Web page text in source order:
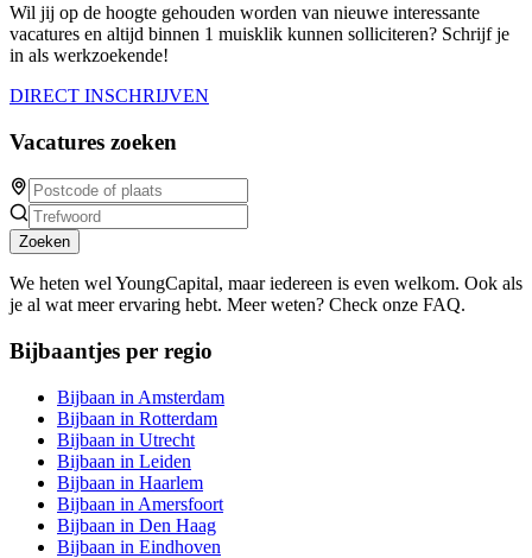
Wil jij op de hoogte gehouden worden van nieuwe interessante
vacatures en altijd binnen 1 muisklik kunnen solliciteren? Schrijf je
in als werkzoekende!
DIRECT INSCHRIJVEN
Vacatures zoeken
Zoeken
We heten wel YoungCapital, maar iedereen is even welkom. Ook als
je al wat meer ervaring hebt. Meer weten? Check onze FAQ.
Bijbaantjes per regio
Bijbaan in Amsterdam
Bijbaan in Rotterdam
Bijbaan in Utrecht
Bijbaan in Leiden
Bijbaan in Haarlem
Bijbaan in Amersfoort
Bijbaan in Den Haag
Bijbaan in Eindhoven